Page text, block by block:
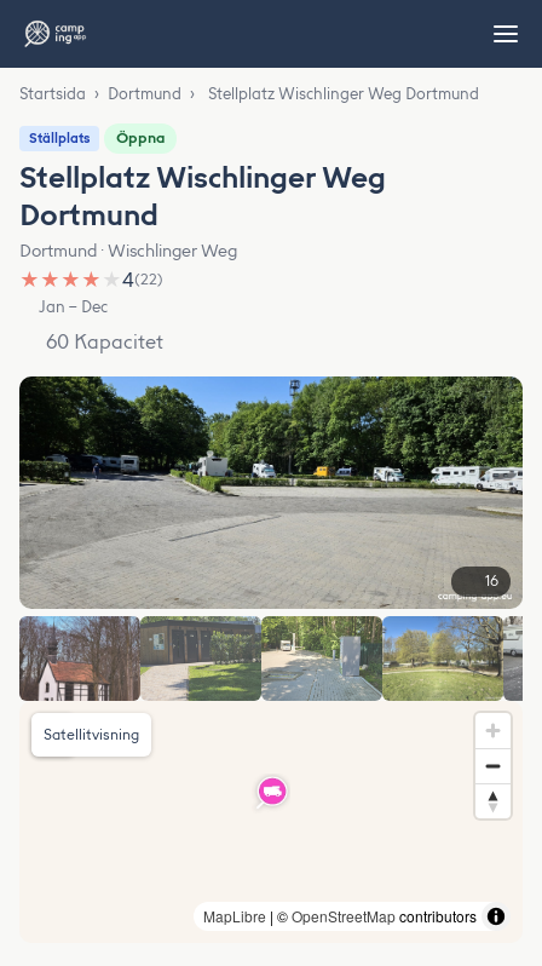
Startsida › Dortmund › Stellplatz Wischlinger Weg Dortmund
Ställplats Öppna
Stellplatz Wischlinger Weg
Dortmund
Dortmund · Wischlinger Weg
★ ★ ★ ★ ★4(22)
Jan – Dec
60 Kapacitet
16
MapLibre | ©OpenStreetMapcontributors
Satellitvisning